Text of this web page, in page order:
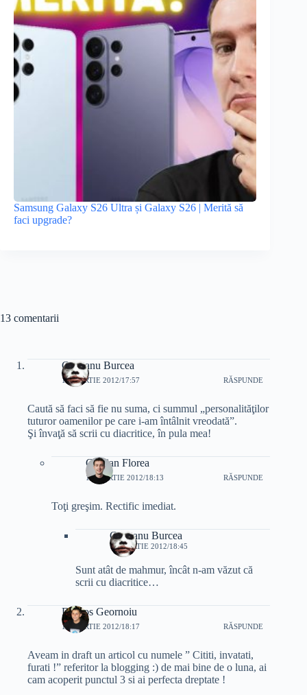
Samsung Galaxy S26 Ultra și Galaxy S26 | Merită să
faci upgrade?
13 comentarii
Capitanu Burcea
10 MARTIE 2012/17:57 RĂSPUNDE
Caută să faci să fie nu suma, ci summul „personalităţilor
tuturor oamenilor pe care i-am întâlnit vreodată”.
Şi învaţă să scrii cu diacritice, în pula mea!
Cristian Florea
10 MARTIE 2012/18:13 RĂSPUNDE
Toţi greşim. Rectific imediat.
Capitanu Burcea
10 MARTIE 2012/18:45
Sunt atât de mahmur, încât n-am văzut că
scrii cu diacritice…
Dragos Geornoiu
10 MARTIE 2012/18:17 RĂSPUNDE
Aveam in draft un articol cu numele ” Cititi, invatati,
furati !” referitor la blogging :) de mai bine de o luna, ai
cam acoperit punctul 3 si ai perfecta dreptate !